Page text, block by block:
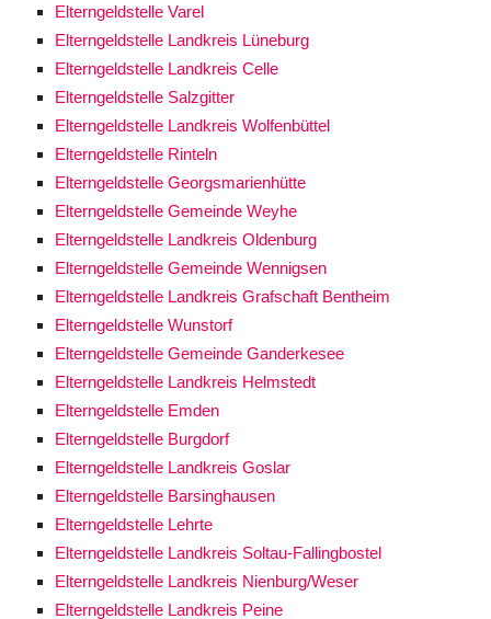
Elterngeldstelle Varel
Elterngeldstelle Landkreis Lüneburg
Elterngeldstelle Landkreis Celle
Elterngeldstelle Salzgitter
Elterngeldstelle Landkreis Wolfenbüttel
Elterngeldstelle Rinteln
Elterngeldstelle Georgsmarienhütte
Elterngeldstelle Gemeinde Weyhe
Elterngeldstelle Landkreis Oldenburg
Elterngeldstelle Gemeinde Wennigsen
Elterngeldstelle Landkreis Grafschaft Bentheim
Elterngeldstelle Wunstorf
Elterngeldstelle Gemeinde Ganderkesee
Elterngeldstelle Landkreis Helmstedt
Elterngeldstelle Emden
Elterngeldstelle Burgdorf
Elterngeldstelle Landkreis Goslar
Elterngeldstelle Barsinghausen
Elterngeldstelle Lehrte
Elterngeldstelle Landkreis Soltau-Fallingbostel
Elterngeldstelle Landkreis Nienburg/Weser
Elterngeldstelle Landkreis Peine